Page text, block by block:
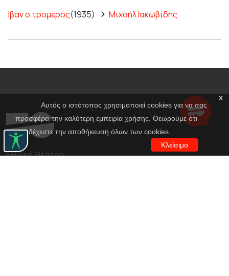
Ιβάν ο τρομερός(1935) Μιχαήλ Ιακωβίδης
x
Αυτός ο ιστότοπος χρησιμοποιεί cookies για να σας
προσφέρει την καλύτερη εμπειρία χρήσης. Θεωρούμε ότι
αποδέχεστε την αποθήκευση όλων των cookies.
Κλείσιμο
Εθνικό Θέατρο